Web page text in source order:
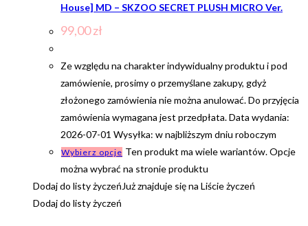
House] MD – SKZOO SECRET PLUSH MICRO Ver.
99,00zł
Ze względu na charakter indywidualny produktu i pod
zamówienie, prosimy o przemyślane zakupy, gdyż
złożonego zamówienia nie można anulować. Do przyjęcia
zamówienia wymagana jest przedpłata. Data wydania:
2026-07-01 Wysyłka: w najbliższym dniu roboczym
Wybierz opcje Ten produkt ma wiele wariantów. Opcje
można wybrać na stronie produktu
Dodaj do listy życzeńJuż znajduje się na Liście życzeń
Dodaj do listy życzeń